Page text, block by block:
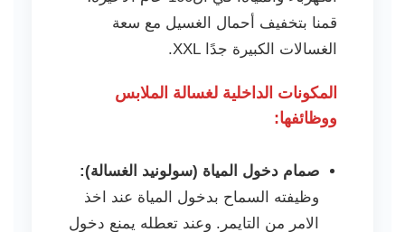
قمنا بتخفيف أحمال الغسيل مع سعة
الغسالات الكبيرة جدًا XXL.
المكونات الداخلية لغسالة الملابس
ووظائفها:
صمام دخول المياة (سولونيد الغسالة):
وظيفته السماح بدخول المياة عند اخذ
الامر من التايمر. وعند تعطله يمنع دخول